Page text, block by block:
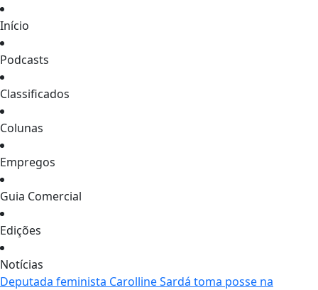
Início
Podcasts
Classificados
Colunas
Empregos
Guia Comercial
Edições
Notícias
Deputada feminista Carolline Sardá toma posse na